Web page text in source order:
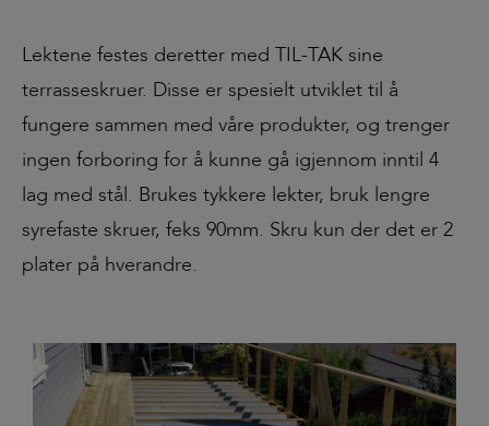
Lektene festes deretter med TIL-TAK sine
terrasseskruer. Disse er spesielt utviklet til å
fungere sammen med våre produkter, og trenger
ingen forboring for å kunne gå igjennom inntil 4
lag med stål. Brukes tykkere lekter, bruk lengre
syrefaste skruer, feks 90mm. Skru kun der det er 2
plater på hverandre.